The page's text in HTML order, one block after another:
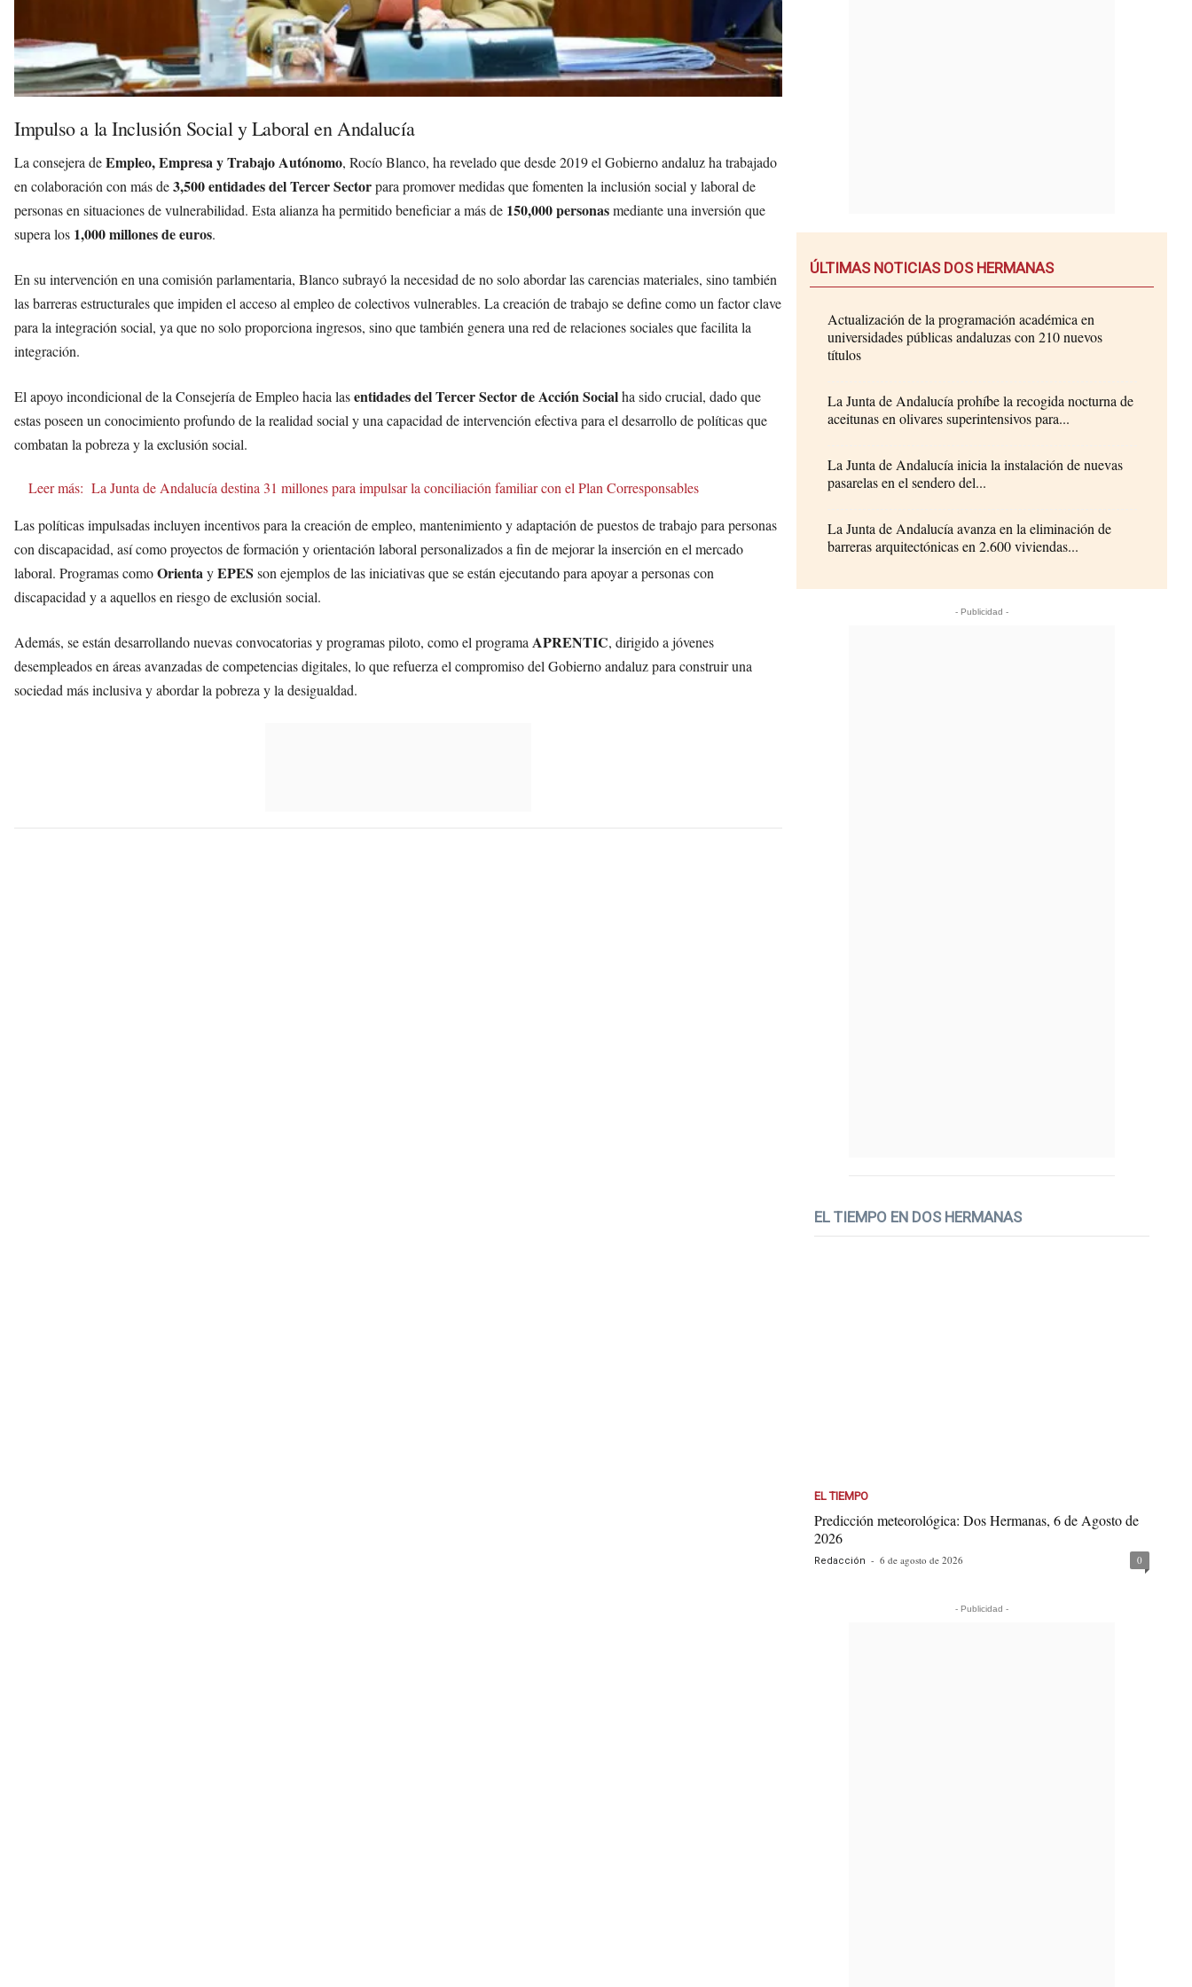
Impulso a la Inclusión Social y Laboral en Andalucía
La consejera deEmpleo, Empresa y Trabajo Autónomo, Rocío Blanco, ha revelado que desde 2019 el Gobierno andaluz ha trabajado
en colaboración con más de3,500 entidades del Tercer Sectorpara promover medidas que fomenten la inclusión social y laboral de
personas en situaciones de vulnerabilidad. Esta alianza ha permitido beneficiar a más de 150,000 personasmediante una inversión que
supera los 1,000 millones de euros.
En su intervención en una comisión parlamentaria, Blanco subrayó la necesidad de no solo abordar las carencias materiales, sino también
las barreras estructurales que impiden el acceso al empleo de colectivos vulnerables. La creación de trabajo se define como un factor clave
para la integración social, ya que no solo proporciona ingresos, sino que también genera una red de relaciones sociales que facilita la
integración.
El apoyo incondicional de la Consejería de Empleo hacia lasentidades del Tercer Sector de Acción Socialha sido crucial, dado que
estas poseen un conocimiento profundo de la realidad social y una capacidad de intervención efectiva para el desarrollo de políticas que
combatan la pobreza y la exclusión social.
Leer más: La Junta de Andalucía destina 31 millones para impulsar la conciliación familiar con el Plan Corresponsables
Las políticas impulsadas incluyen incentivos para la creación de empleo, mantenimiento y adaptación de puestos de trabajo para personas
con discapacidad, así como proyectos de formación y orientación laboral personalizados a fin de mejorar la inserción en el mercado
laboral. Programas comoOrientayEPES son ejemplos de las iniciativas que se están ejecutando para apoyar a personas con
discapacidad y a aquellos en riesgo de exclusión social.
Además, se están desarrollando nuevas convocatorias y programas piloto, como el programaAPRENTIC, dirigido a jóvenes
desempleados en áreas avanzadas de competencias digitales, lo que refuerza el compromiso del Gobierno andaluz para construir una
sociedad más inclusiva y abordar la pobreza y la desigualdad.
ÚLTIMAS NOTICIAS DOS HERMANAS
Actualización de la programación académica en
universidades públicas andaluzas con 210 nuevos
títulos
La Junta de Andalucía prohíbe la recogida nocturna de
aceitunas en olivares superintensivos para...
La Junta de Andalucía inicia la instalación de nuevas
pasarelas en el sendero del...
La Junta de Andalucía avanza en la eliminación de
barreras arquitectónicas en 2.600 viviendas...
- Publicidad -
EL TIEMPO EN DOS HERMANAS
EL TIEMPO
Predicción meteorológica: Dos Hermanas, 6 de Agosto de
2026
Redacción - 6 de agosto de 2026 0
- Publicidad -